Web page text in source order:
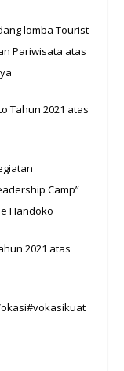
lomba Tourist
Pariwisata atas
Tahun 2021 atas
Camp”
Handoko
2021 atas